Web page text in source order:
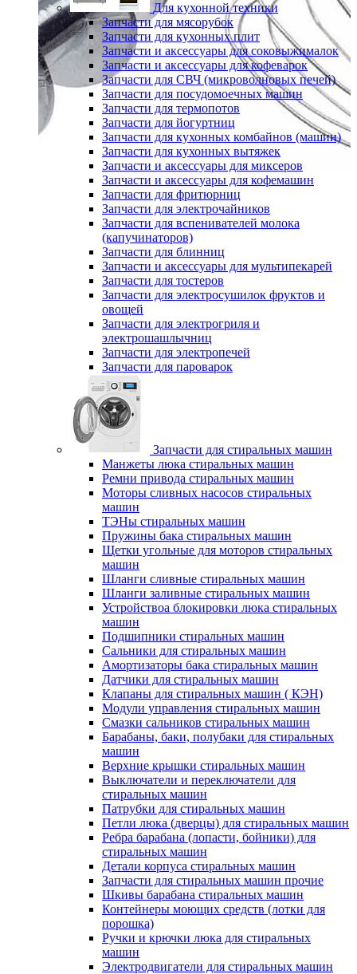
Для кухонной техники
Запчасти для мясорубок
Запчасти для кухонных плит
Запчасти и аксессуары для соковыжималок
Запчасти и аксессуары для кофеварок
Запчасти для СВЧ (микроволновых печей)
Запчасти для посудомоечных машин
Запчасти для термопотов
Запчасти для йогуртниц
Запчасти для кухонных комбайнов (машин)
Запчасти для кухонных вытяжек
Запчасти и аксессуары для миксеров
Запчасти и аксессуары для кофемашин
Запчасти для фритюрниц
Запчасти для электрочайников
Запчасти для вспенивателей молока
(капучинаторов)
Запчасти для блинниц
Запчасти и аксессуары для мультипекарей
Запчасти для тостеров
Запчасти для электросушилок фруктов и
овощей
Запчасти для электрогриля и
электрошашлычниц
Запчасти для электропечей
Запчасти для пароварок
Запчасти для стиральных машин
Манжеты люка стиральных машин
Ремни привода стиральных машин
Моторы сливных насосов стиральных
машин
ТЭНы стиральных машин
Пружины бака стиральных машин
Щетки угольные для моторов стиральных
машин
Шланги сливные стиральных машин
Шланги заливные стиральных машин
Устройствоа блокировки люка стиральных
машин
Подшипники стиральных машин
Сальники для стиральных машин
Амортизаторы бака стиральных машин
Датчики для стиральных машин
Клапаны для стиральных машин ( КЭН)
Модули управления стиральных машин
Смазки сальников стиральных машин
Барабаны, баки, полубаки для стиральных
машин
Верхние крышки стиральных машин
Выключатели и переключатели для
стиральных машин
Патрубки для стиральных машин
Петли люка (дверцы) для стиральных машин
Ребра барабана (лопасти, бойники) для
стиральных машин
Детали корпуса стиральных машин
Запчасти для стиральных машин прочие
Шкивы барабана стиральных машин
Контейнеры моющих средств (лотки для
порошка)
Ручки и крючки люка для стиральных
машин
Электродвигатели для стиральных машин